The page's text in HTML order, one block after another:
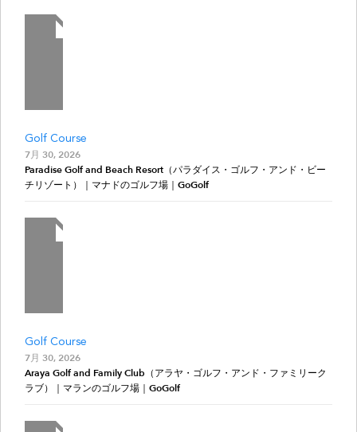
Golf Course
7月 30, 2026
Paradise Golf and Beach Resort（パラダイス・ゴルフ・アンド・ビー
チリゾート）｜マナドのゴルフ場｜GoGolf
Golf Course
7月 30, 2026
Araya Golf and Family Club（アラヤ・ゴルフ・アンド・ファミリーク
ラブ）｜マランのゴルフ場｜GoGolf